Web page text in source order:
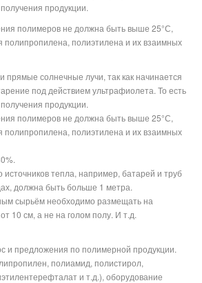
продукции.
полимеров не должна быть выше 25°С,
полипропилена, полиэтилена и их взаимных
прямые солнечные лучи, так как начинается
под действием ультрафиолета. То есть
продукции.
полимеров не должна быть выше 25°С,
полипропилена, полиэтилена и их взаимных
источников тепла, например, батарей и труб
должна быть больше 1 метра.
сырьём необходимо размещать на
от 10 см, а не на голом полу. И т.д.
и предложения по полимерной продукции.
полиамид, полистирол,
и т.д.), оборудование